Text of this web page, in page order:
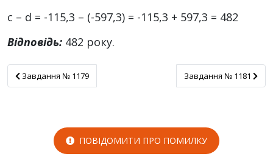
c – d = -115,3 – (-597,3) = -115,3 + 597,3 = 482
Відповідь: 482 року.
Завдання № 1179
Завдання № 1179 Завдання № 1181
Завдання № 1181
ПОВІДОМИТИ ПРО ПОМИЛКУ